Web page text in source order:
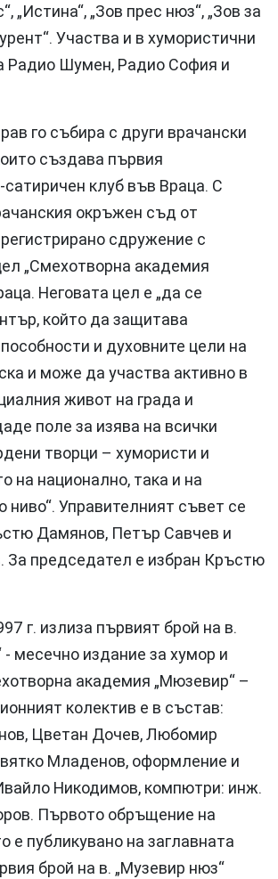
„Истина“, „Зов прес нюз“, „Зов за
Участва и в хумористични
Радио Шумен, Радио София и
го събира с други врачански
създава първия
клуб във Враца. С
окръжен съд от
сдружение с
„Смехотворна академия
Неговата цел е „да се
който да защитава
и духовните цели на
и може да участва активно в
живот на града и
поле за изява на всички
творци – хумористи и
на национално, така и на
Управителният съвет се
Дамянов, Петър Савчев и
За председател е избран Кръстю
г. излиза първият брой на в.
- месечно издание за хумор и
академия „Мюзевир“ –
колектив е в състав:
Цветан Дочев, Любомир
Младенов, оформление и
Никодимов, компютри: инж.
Първото обръщение на
е публикувано на заглавната
брой на в. „Музевир нюз“